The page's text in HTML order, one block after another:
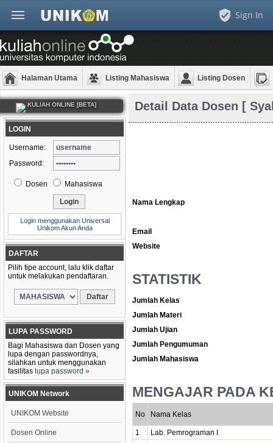
Sign In
Halaman Utama Listing Mahasiswa Listing Dosen
KULIAH ONLINE [BETA]
LOGIN
Username:
Password:
Dosen Mahasiswa
Login menggunakan Universal
Unikom Akun Anda
DAFTAR
Pilih tipe account, lalu klik daftar
untuk melakukan pendaftaran.
LUPA PASSWORD
Bagi Mahasiswa dan Dosen yang
lupa dengan passwordnya,
silahkan untuk menggunakan
fasilitas lupa password »
UNIKOM Network
UNIKOM Website
Dosen Online
Detail Data Dosen [
Nama Lengkap
Email
Website
STATISTIK
Jumlah Kelas
Jumlah Materi
Jumlah Ujian
Jumlah Pengumuman
Jumlah Mahasiswa
MENGAJAR PADA
No Nama Kelas
1 Lab. Pemrograman I